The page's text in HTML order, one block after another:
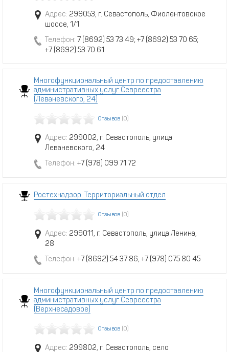
Адрес: 299053, г. Севастополь, Фиолентовское
шоссе, 1/1
Телефон: 7 (8692) 53 73 49; +7 (8692) 53 70 65;
+7 (8692) 53 70 61
Многофункциональный центр по предоставлению
административных услуг Севреестра
(Леваневского, 24)
Отзывов (0)
Адрес: 299002, г. Севастополь, улица
Леваневского, 24
Телефон: +7 (978) 099 71 72
Ростехнадзор. Территориальный отдел
Отзывов (0)
Адрес: 299011, г. Севастополь, улица Ленина,
28
Телефон: +7 (8692) 54 37 86; +7 (978) 075 80 45
Многофункциональный центр по предоставлению
административных услуг Севреестра
(Верхнесадовое)
Отзывов (0)
Адрес: 299802, г. Севастополь, село